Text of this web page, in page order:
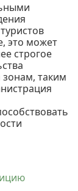
это может
строгое
таким